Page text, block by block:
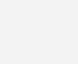
Klein,
Kaufmann, Kütt,